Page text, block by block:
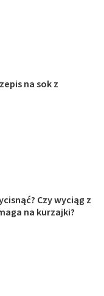
na sok z
Czy wyciąg z
na kurzajki?